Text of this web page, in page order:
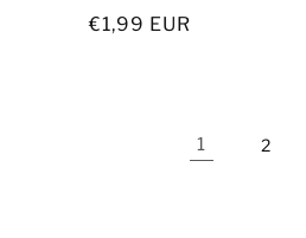
Normale
€1,99 EUR
1 2